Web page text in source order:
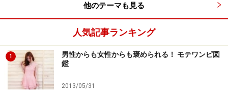
他のテーマも見る
人気記事ランキング
1
男性からも女性からも褒められる！ モテワンピ図
鑑
2013/05/31